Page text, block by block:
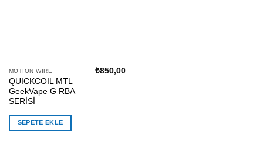
MOTION WIRE
QUICKCOIL MTL
GeekVape G RBA
SERİSİ
₺850,00
SEPETE EKLE